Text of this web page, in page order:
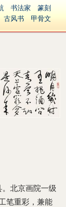
书法家
篆刻
古风书
甲骨文
签名
硬筆字
字体
英文字体
佛
意见反馈
北京画院一级
笔重彩，兼能